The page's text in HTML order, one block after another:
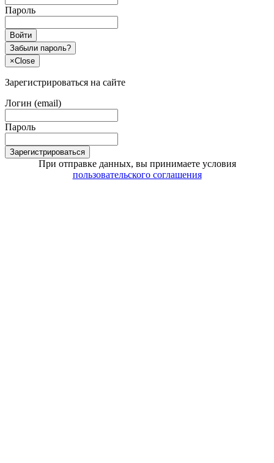
Пароль
Войти
Забыли пароль?
×Close
Зарегистрироваться на сайте
Логин (email)
Пароль
Зарегистрироваться
При отправке данных, вы принимаете условия
пользовательского соглашения